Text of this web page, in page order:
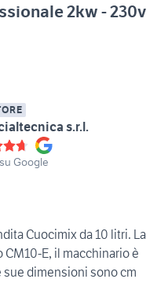
2kw - 230v
s.r.l.
Google
Cuocimix da 10 litri. La
CM10-E, il macchinario è
sue dimensioni sono cm